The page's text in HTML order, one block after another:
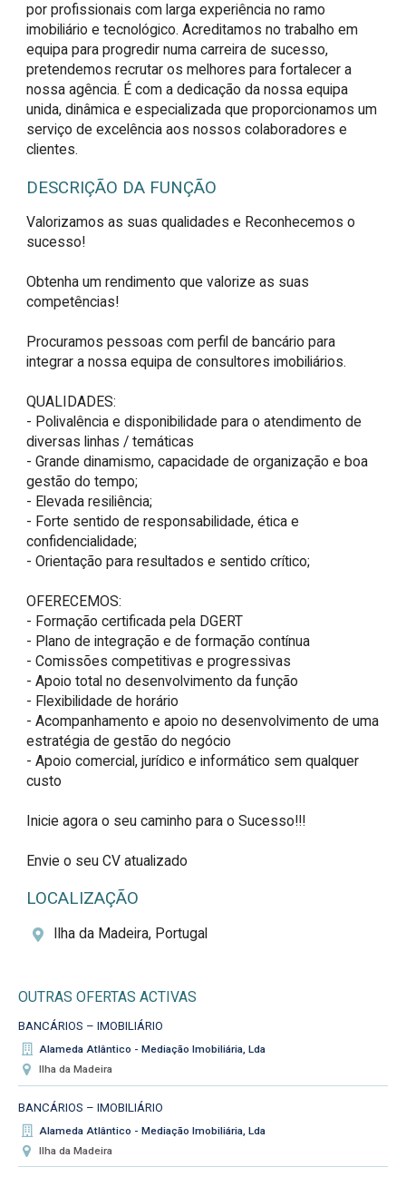
por profissionais com larga experiência no ramo
imobiliário e tecnológico. Acreditamos no trabalho em
equipa para progredir numa carreira de sucesso,
pretendemos recrutar os melhores para fortalecer a
nossa agência. É com a dedicação da nossa equipa
unida, dinâmica e especializada que proporcionamos um
serviço de excelência aos nossos colaboradores e
clientes.
DESCRIÇÃO DA FUNÇÃO
Valorizamos as suas qualidades e Reconhecemos o
sucesso!
Obtenha um rendimento que valorize as suas
competências!
Procuramos pessoas com perfil de bancário para
integrar a nossa equipa de consultores imobiliários.
QUALIDADES:
- Polivalência e disponibilidade para o atendimento de
diversas linhas / temáticas
- Grande dinamismo, capacidade de organização e boa
gestão do tempo;
- Elevada resiliência;
- Forte sentido de responsabilidade, ética e
confidencialidade;
- Orientação para resultados e sentido crítico;
OFERECEMOS:
- Formação certificada pela DGERT
- Plano de integração e de formação contínua
- Comissões competitivas e progressivas
- Apoio total no desenvolvimento da função
- Flexibilidade de horário
- Acompanhamento e apoio no desenvolvimento de uma
estratégia de gestão do negócio
- Apoio comercial, jurídico e informático sem qualquer
custo
Inicie agora o seu caminho para o Sucesso!!!
Envie o seu CV atualizado
LOCALIZAÇÃO
Ilha da Madeira, Portugal
OUTRAS OFERTAS ACTIVAS
BANCÁRIOS – IMOBILIÁRIO
Alameda Atlântico - Mediação Imobiliária, Lda
Ilha da Madeira
BANCÁRIOS – IMOBILIÁRIO
Alameda Atlântico - Mediação Imobiliária, Lda
Ilha da Madeira